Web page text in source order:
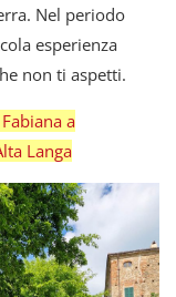
Nel periodo
esperienza
non ti aspetti.
a
Langa